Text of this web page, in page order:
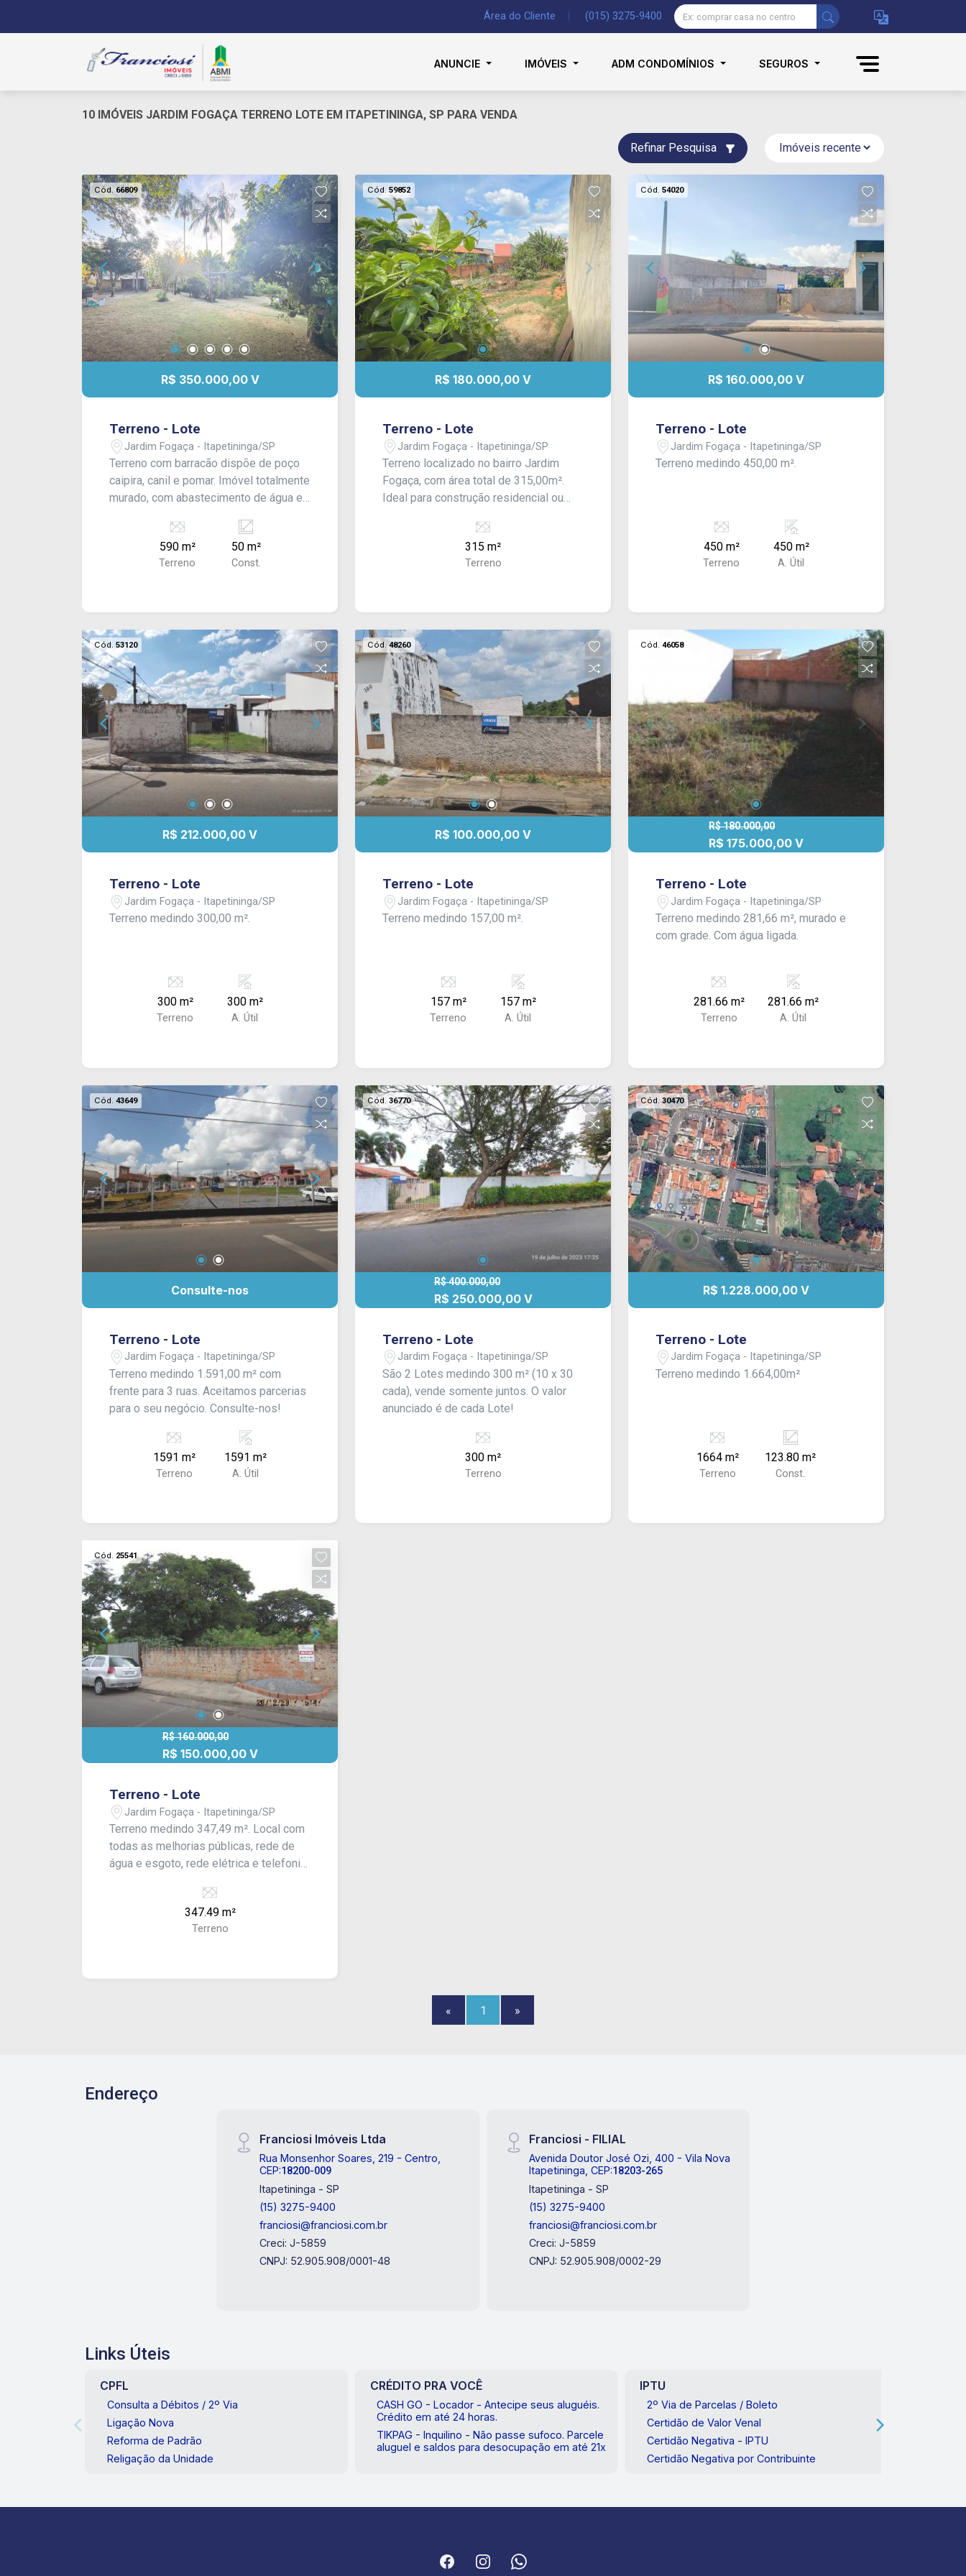
Área do Cliente (015) 3275-9400
ANUNCIE IMÓVEIS ADM CONDOMÍNIOS SEGUROS
10 IMÓVEIS JARDIM FOGAÇA TERRENO LOTE EM ITAPETININGA, SP PARA VENDA
Refinar Pesquisa
Cód.66809
R$ 350.000,00 V
Terreno - Lote
Jardim Fogaça - Itapetininga/SP
Terreno com barracão dispõe de poço
caipira, canil e pomar. Imóvel totalmente
murado, com abastecimento de água e
e segurança.
590 m²
Terreno
50 m²
Const.
Cód.59852
R$ 180.000,00 V
Terreno - Lote
Jardim Fogaça - Itapetininga/SP
Terreno localizado no bairro Jardim
Fogaça, com área total de 315,00m².
Ideal para construção residencial ou
de aproveitamento.
315 m²
Terreno
Cód. 54020
R$ 160.000,00 V
Terreno - Lote
Jardim Fogaça - Itapetininga/SP
Terreno medindo 450,00 m².
450 m²
Terreno
450 m²
A. Útil
Cód. 53120
R$ 212.000,00 V
Terreno - Lote
Jardim Fogaça - Itapetininga/SP
Terreno medindo 300,00 m².
300 m²
Terreno
300 m²
A. Útil
Cód.48260
R$ 100.000,00 V
Terreno - Lote
Jardim Fogaça - Itapetininga/SP
Terreno medindo 157,00 m².
157 m²
Terreno
157 m²
A. Útil
Cód. 46058
R$ 180.000,00
R$ 175.000,00 V
Terreno - Lote
Jardim Fogaça - Itapetininga/SP
Terreno medindo 281,66 m², murado e
com grade. Com água ligada.
281.66 m²
Terreno
281.66 m²
A. Útil
Cód. 43649
Consulte-nos
Terreno - Lote
Jardim Fogaça - Itapetininga/SP
Terreno medindo 1.591,00 m² com
frente para 3 ruas. Aceitamos parcerias
para o seu negócio. Consulte-nos!
1591 m²
Terreno
1591 m²
A. Útil
Cód. 36770
R$ 400.000,00
R$ 250.000,00 V
Terreno - Lote
Jardim Fogaça - Itapetininga/SP
São 2 Lotes medindo 300 m² (10 x 30
cada), vende somente juntos. O valor
anunciado é de cada Lote!
300 m²
Terreno
Cód.30470
R$ 1.228.000,00 V
Terreno - Lote
Jardim Fogaça - Itapetininga/SP
Terreno medindo 1.664,00m²
1664 m²
Terreno
123.80 m²
Const.
Cód. 25541
R$ 160.000,00
R$ 150.000,00 V
Terreno - Lote
Jardim Fogaça - Itapetininga/SP
Terreno medindo 347,49 m². Local com
todas as melhorias públicas, rede de
água e esgoto, rede elétrica e telefonia.
347.49 m²
Terreno
« 1 »
Endereço
Franciosi Imóveis Ltda
Rua Monsenhor Soares, 219 - Centro,
CEP:18200-009
Itapetininga - SP
(15) 3275-9400
franciosi@franciosi.com.br
Creci: J-5859
CNPJ: 52.905.908/0001-48
Franciosi - FILIAL
Avenida Doutor José Ozi, 400 - Vila Nova
Itapetininga, CEP:18203-265
Itapetininga - SP
(15) 3275-9400
franciosi@franciosi.com.br
Creci: J-5859
CNPJ: 52.905.908/0002-29
Links Úteis
CPFL
Consulta a Débitos / 2º Via
Ligação Nova
Reforma de Padrão
Religação da Unidade
CRÉDITO PRA VOCÊ
CASH GO - Locador - Antecipe seus aluguéis.
Crédito em até 24 horas.
TIKPAG - Inquilino - Não passe sufoco. Parcele
aluguel e saldos para desocupação em até 21x
IPTU
2º Via de Parcelas / Boleto
Certidão de Valor Venal
Certidão Negativa - IPTU
Certidão Negativa por Contribuinte